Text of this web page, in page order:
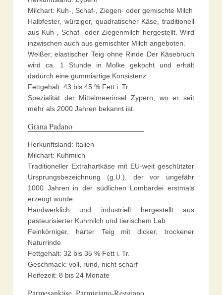
Milchart: Kuh-, Schaf-, Ziegen- oder gemischte Milch
Halbfester, würziger, quadratischer Käse, traditionell
aus Kuh-, Schaf- oder Ziegenmilch hergestellt. Wird
inzwischen auch aus gemischter Milch angeboten.
Weißer, elastischer Teig ohne Rinde Der Käsebruch
wird ca. 1 Stunde in Molke gekocht und erhält
dadurch eine gummiartige Konsistenz.
Fettgehalt: 43 bis 45 % Fett i. Tr.
Spezialität der Mittelmeerinsel Zypern, wo er seit
mehr als 2000 Jahren bekannt ist.
Grana Padano
Herkunftsland: Italien
Milchart: Kuhmilch
Traditioneller Extrahartkäse mit EU-weit geschützter
Ursprungsbezeichnung (g.U.), der vor ungefähr
1000 Jahren in der südlichen Lombardei erstmals
erzeugt wurde.
Handwerklich und industriell hergestellt aus
pasteurisierter Kuhmilch und tierischem Lab
Feinkörniger, harter Teig mit dicker, trockener
Naturrinde
Fettgehalt: 32 bis 35 % Fett i. Tr.
Geschmack: voll, rund, nicht scharf
Reifezeit: 8 bis 24 Monate